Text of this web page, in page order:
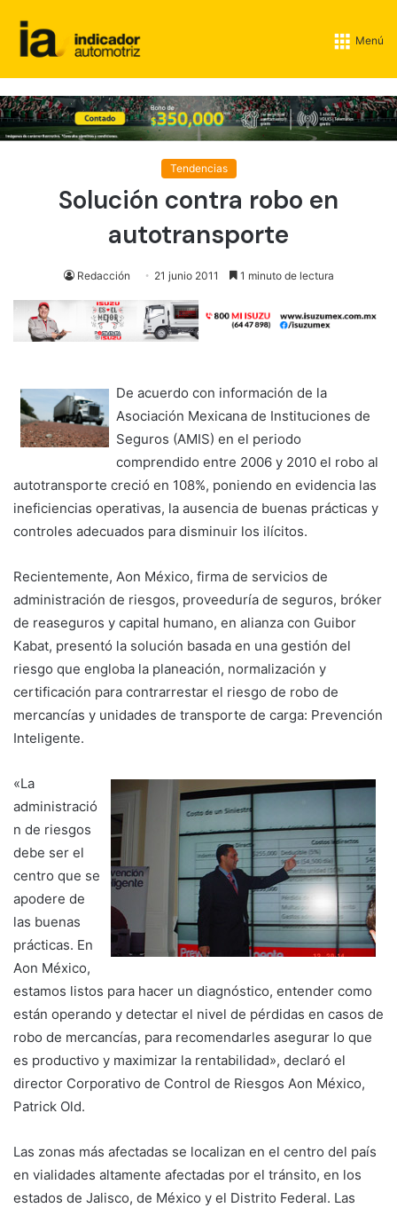
Menú
Tendencias
Solución contra robo en
autotransporte
Redacción 21 junio 2011 1 minuto de lectura
De acuerdo con información de la
Asociación Mexicana de Instituciones de
Seguros (AMIS) en el periodo
comprendido entre 2006 y 2010 el robo al
autotransporte creció en 108%, poniendo en evidencia las
ineficiencias operativas, la ausencia de buenas prácticas y
controles adecuados para disminuir los ilícitos.
Recientemente, Aon México, firma de servicios de
administración de riesgos, proveeduría de seguros, bróker
de reaseguros y capital humano, en alianza con Guibor
Kabat, presentó la solución basada en una gestión del
riesgo que engloba la planeación, normalización y
certificación para contrarrestar el riesgo de robo de
mercancías y unidades de transporte de carga: Prevención
Inteligente.
«La
administració
n de riesgos
debe ser el
centro que se
apodere de
las buenas
prácticas. En
Aon México,
estamos listos para hacer un diagnóstico, entender como
están operando y detectar el nivel de pérdidas en casos de
robo de mercancías, para recomendarles asegurar lo que
es productivo y maximizar la rentabilidad», declaró el
director Corporativo de Control de Riesgos Aon México,
Patrick Old.
Las zonas más afectadas se localizan en el centro del país
en vialidades altamente afectadas por el tránsito, en los
estados de Jalisco, de México y el Distrito Federal. Las